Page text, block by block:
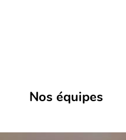
Nos équipes